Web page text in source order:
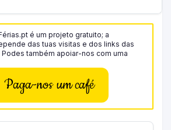
é um projeto gratuito; a
das tuas visitas e dos links das
também apoiar-nos com uma
Paga-nos um café